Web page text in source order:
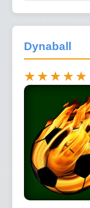
Dynaball